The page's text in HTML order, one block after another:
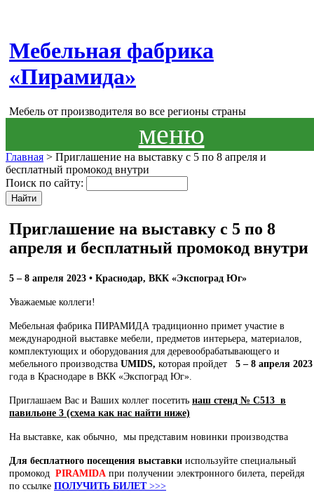
Мебельная фабрика
«Пирамида»
Мебель от производителя во все регионы страны
меню
Главная > Приглашение на выставку с 5 по 8 апреля и
бесплатный промокод внутри
Поиск по сайту:
Приглашение на выставку с 5 по 8
апреля и бесплатный промокод внутри
5 – 8 апреля 2023 • Краснодар, ВКК «Экспоград Юг»
Уважаемые коллеги!
Мебельная фабрика ПИРАМИДА традиционно примет участие в
международной выставке мебели, предметов интерьера, материалов,
комплектующих и оборудования для деревообрабатывающего и
мебельного производства UMIDS, которая пройдет 5 – 8 апреля 2023
года в Краснодаре в ВКК «Экспоград Юг».
Приглашаем Вас и Ваших коллег посетить наш стенд № С513 в
павильоне 3 (схема как нас найти ниже)
На выставке, как обычно, мы представим новинки производства
Для бесплатного посещения выставки используйте специальный
промокод PIRAMIDA при получении электронного билета, перейдя
по ссылке ПОЛУЧИТЬ БИЛЕТ >>>